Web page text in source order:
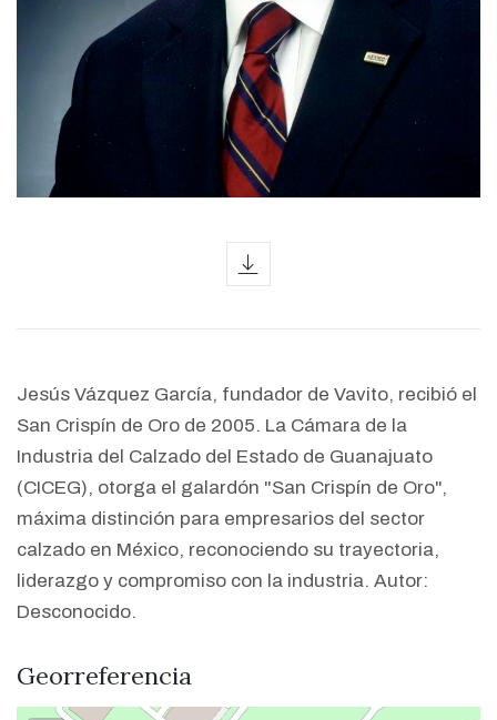
Jesús Vázquez García, fundador de Vavito, recibió el
San Crispín de Oro de 2005. La Cámara de la
Industria del Calzado del Estado de Guanajuato
(CICEG), otorga el galardón "San Crispín de Oro",
máxima distinción para empresarios del sector
calzado en México, reconociendo su trayectoria,
liderazgo y compromiso con la industria. Autor:
Desconocido.
Georreferencia